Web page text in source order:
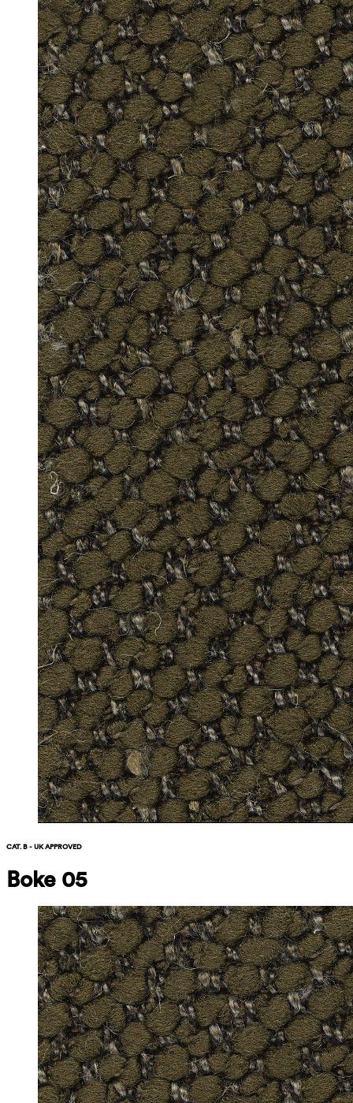
CAT. B - UK APPROVED
Boke 05